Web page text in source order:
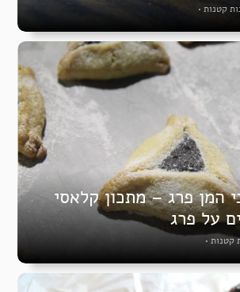
קטנות •
המן פרג – מתכון קלאסי
על פרג
קטנות •